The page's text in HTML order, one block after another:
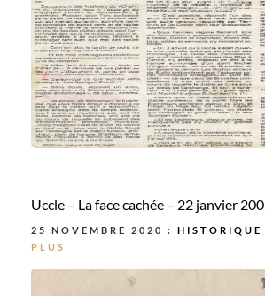
Uccle – La face cachée – 22 janvier
25 NOVEMBRE 2020 : HISTORIQUE
PLUS